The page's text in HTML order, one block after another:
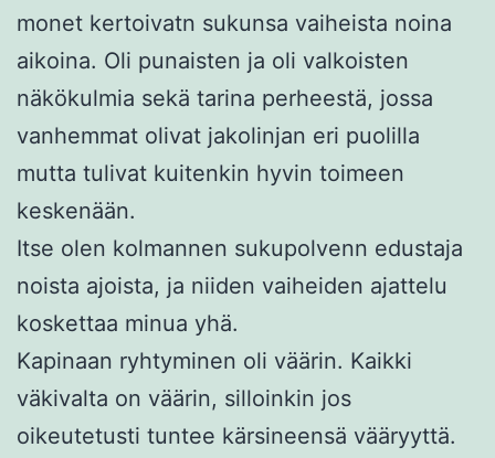
monet kertoivatn sukunsa vaiheista noina
aikoina. Oli punaisten ja oli valkoisten
näkökulmia sekä tarina perheestä, jossa
vanhemmat olivat jakolinjan eri puolilla
mutta tulivat kuitenkin hyvin toimeen
keskenään.
Itse olen kolmannen sukupolvenn edustaja
noista ajoista, ja niiden vaiheiden ajattelu
koskettaa minua yhä.
Kapinaan ryhtyminen oli väärin. Kaikki
väkivalta on väärin, silloinkin jos
oikeutetusti tuntee kärsineensä vääryyttä.